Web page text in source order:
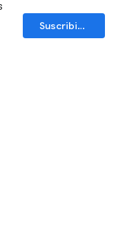
Suscribirse